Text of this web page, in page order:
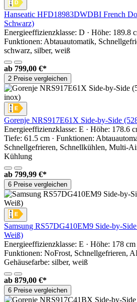
Hanseatic HFD18983DWDBI French
Schwarz)
Energieeffizienzklasse: D · Höhe: 189.8
Funktionen: Abtauautomatik,
schwarz, silber, weiß
ab 799,00 €*
2 Preise vergleichen
Gorenje NRS917E61X Side-by-Side
Energieeffizienzklasse: E · Höhe: 178.6
Tiefe: 61.5 cm · Funktionen:
Schnellgefrieren, Schnellkühlen, Multi-
Kühlung
ab 799,99 €*
6 Preise vergleichen
Samsung RS57DG410EM9 Side-by-
Weiß)
Energieeffizienzklasse: E · Höhe: 178 cm
Funktionen: NoFrost, Schnellgefrieren,
Gehäusefarbe: silber, weiß
ab 879,00 €*
6 Preise vergleichen